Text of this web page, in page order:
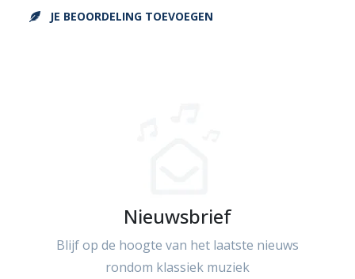
JE BEOORDELING TOEVOEGEN
Nieuwsbrief
Blijf op de hoogte van het laatste nieuws
rondom klassiek muziek